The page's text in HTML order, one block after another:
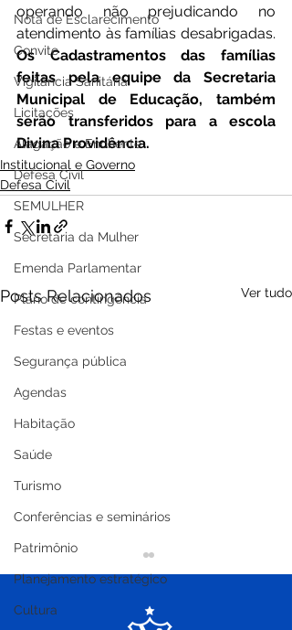
Nota de Esclarecimento
Convite
Vigilância Sanitária
Licitações
Alagação e Enchente
Defesa Civil
SEMULHER
Secretaria da Mulher
Emenda Parlamentar
Plano de contingência
Festas e eventos
Segurança pública
Agendas
Habitação
Saúde
Turismo
Conferências e seminários
Patrimônio
Planejamento estratégico
Cultura
operando não prejudicando no
Os Cadastramentos das famílias
feitas pela equipe da Secretaria
Municipal de Educação, também
serão transferidos para a escola
Divina Providência.
Institucional e Governo
Defesa Civil
Posts Relacionados Ver tudo